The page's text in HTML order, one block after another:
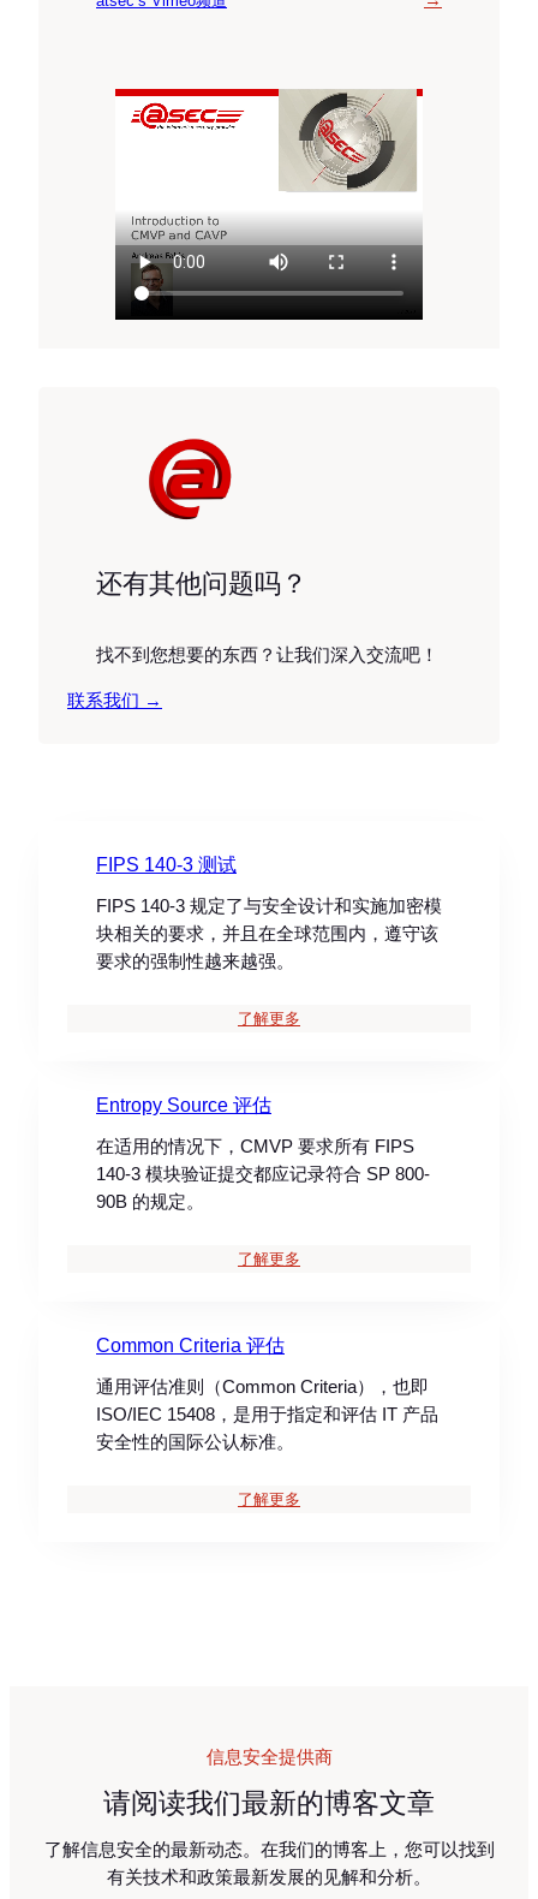
还有其他问题吗？
找不到您想要的东西？让我们深入交流吧！
联系我们 →
FIPS 140-3 测试
FIPS 140-3 规定了与安全设计和实施加密模
块相关的要求，并且在全球范围内，遵守该
要求的强制性越来越强。
了解更多
Entropy Source 评估
在适用的情况下，CMVP 要求所有 FIPS
140-3 模块验证提交都应记录符合 SP 800-
90B 的规定。
了解更多
Common Criteria 评估
通用评估准则（Common Criteria），也即
ISO/IEC 15408，是用于指定和评估 IT 产品
安全性的国际公认标准。
了解更多
信息安全提供商
请阅读我们最新的博客文章
了解信息安全的最新动态。在我们的博客上，您可以找到
有关技术和政策最新发展的见解和分析。